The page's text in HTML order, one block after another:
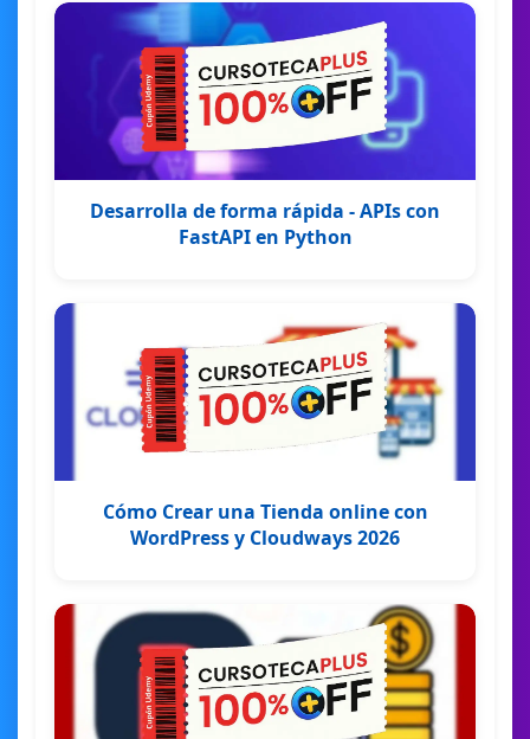
Desarrolla de forma rápida - APIs con
FastAPI en Python
Cómo Crear una Tienda online con
WordPress y Cloudways 2026